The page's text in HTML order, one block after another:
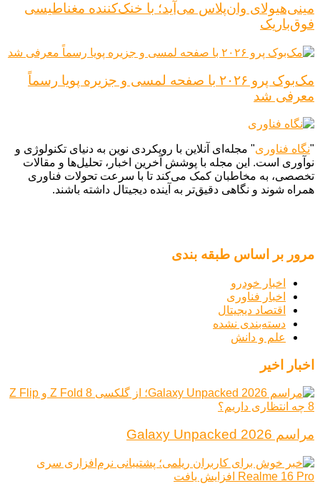
مینی‌هیولای وان‌پلاس می‌آید؛ با خنک‌کننده مغناطیسی
فوق‌باریک
مک‌بوک پرو ۲۰۲۶ با صفحه لمسی و جزیره پویا رسماً
معرفی شد
"نگاه فناوری" مجله‌ای آنلاین با رویکردی نوین به دنیای تکنولوژی و
نوآوری است. این مجله با پوشش آخرین اخبار، تحلیل‌ها و مقالات
تخصصی، به مخاطبان کمک می‌کند تا با سرعت تحولات فناوری
همراه شوند و نگاهی دقیق‌تر به آینده دیجیتال داشته باشند.
مرور بر اساس طبقه بندی
اخبار خودرو
اخبار فناوری
اقتصاد دیجیتال
دسته‌بندی نشده
علم و دانش
اخبار اخیر
مراسم Galaxy Unpacked 2026